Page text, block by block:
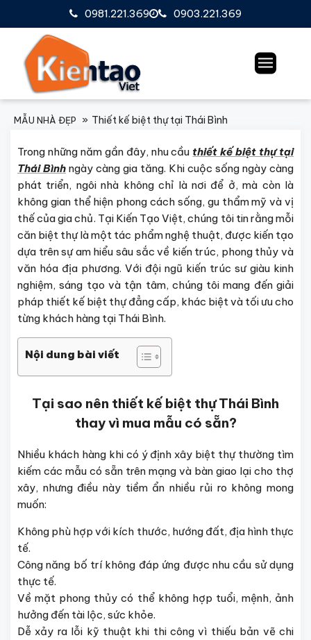
0903.221.369
0981.221.369
MẪU NHÀ ĐẸP Thiết kế biệt thự tại Thái Bình
Trong những năm gần đây, nhu cầu thiết kế biệt thự tại
Thái Bình ngày càng gia tăng. Khi cuộc sống ngày càng
phát triển, ngôi nhà không chỉ là nơi để ở, mà còn là
không gian thể hiện phong cách sống, gu thẩm mỹ và vị
thế của gia chủ. Tại Kiến Tạo Việt, chúng tôi tin rằng mỗi
căn biệt thự là một tác phẩm nghệ thuật, được kiến tạo
dựa trên sự am hiểu sâu sắc về kiến trúc, phong thủy và
văn hóa địa phương. Với đội ngũ kiến trúc sư giàu kinh
nghiệm, sáng tạo và tận tâm, chúng tôi mang đến giải
pháp thiết kế biệt thự đẳng cấp, khác biệt và tối ưu cho
từng khách hàng tại Thái Bình.
Nội dung bài viết
Tại sao nên thiết kế biệt thự Thái Bình
thay vì mua mẫu có sẵn?
Nhiều khách hàng khi có ý định xây biệt thự thường tìm
kiếm các mẫu có sẵn trên mạng và bàn giao lại cho thợ
xây, nhưng điều này tiềm ẩn nhiều rủi ro không mong
muốn:
Không phù hợp với kích thước, hướng đất, địa hình thực
tế.
Công năng bố trí không đáp ứng được nhu cầu sử dụng
thực tế.
Về mặt phong thủy có thể không hợp tuổi, mệnh, ảnh
hưởng đến tài lộc, sức khỏe.
Dễ xảy ra lỗi kỹ thuật khi thi công vì thiếu bản vẽ chi